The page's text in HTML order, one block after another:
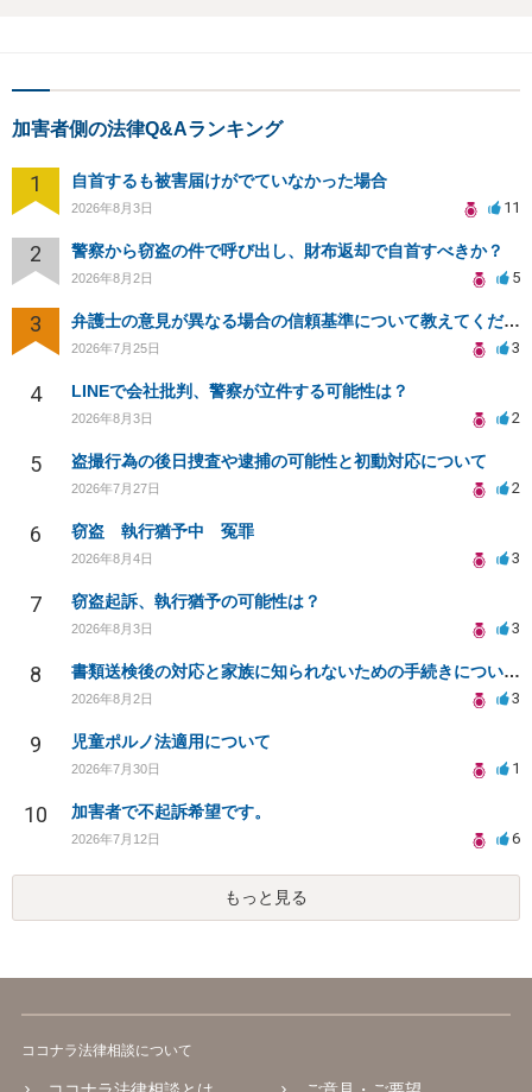
加害者側の法律Q&Aランキング
1 自首するも被害届けがでていなかった場合
2026年8月3日 11
2 警察から窃盗の件で呼び出し、財布返却で自首すべきか？
2026年8月2日 5
3 弁護士の意見が異なる場合の信頼基準について教えてください
2026年7月25日 3
4 LINEで会社批判、警察が立件する可能性は？
2026年8月3日 2
5 盗撮行為の後日捜査や逮捕の可能性と初動対応について
2026年7月27日 2
6 窃盗 執行猶予中 冤罪
2026年8月4日 3
7 窃盗起訴、執行猶予の可能性は？
2026年8月3日 3
8 書類送検後の対応と家族に知られないための手続きについて相談
2026年8月2日 3
9 児童ポルノ法適用について
2026年7月30日 1
10 加害者で不起訴希望です。
2026年7月12日 6
もっと見る
ココナラ法律相談について